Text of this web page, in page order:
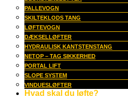
PALLEVOGN
SKILTEKLODS TANG
LØFTEVOGN
DÆKSELLØFTER
HYDRAULISK KANTSTENSTANG
NETOP – TAG SIKKERHED
PORTAL LIFT
SLOPE SYSTEM
VINDUESLØFTER
Hvad skal du løfte?